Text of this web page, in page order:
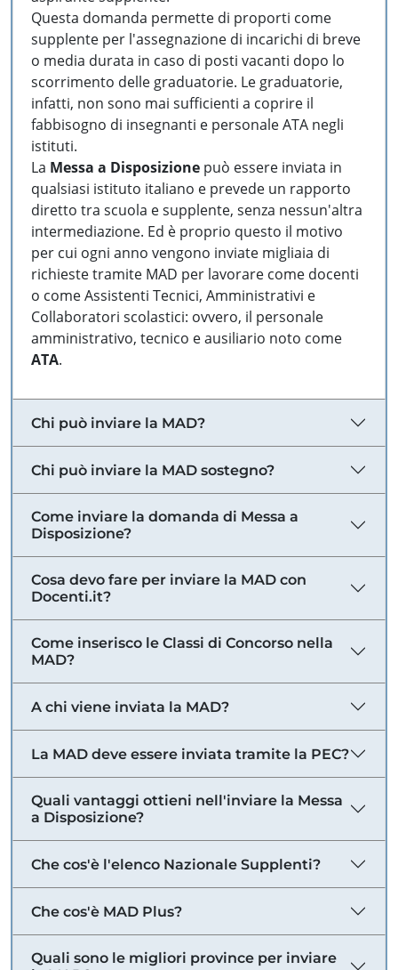
Questa domanda permette di proporti come
supplente per l'assegnazione di incarichi di breve
o media durata in caso di posti vacanti dopo lo
scorrimento delle graduatorie. Le graduatorie,
infatti, non sono mai sufficienti a coprire il
fabbisogno di insegnanti e personale ATA negli
istituti.
La Messa a Disposizione può essere inviata in
qualsiasi istituto italiano e prevede un rapporto
diretto tra scuola e supplente, senza nessun'altra
intermediazione. Ed è proprio questo il motivo
per cui ogni anno vengono inviate migliaia di
richieste tramite MAD per lavorare come docenti
o come Assistenti Tecnici, Amministrativi e
Collaboratori scolastici: ovvero, il personale
amministrativo, tecnico e ausiliario noto come
ATA.
Chi può inviare la MAD?
Chi può inviare la MAD sostegno?
Come inviare la domanda di Messa a
Disposizione?
Cosa devo fare per inviare la MAD con
Docenti.it?
Come inserisco le Classi di Concorso nella
MAD?
A chi viene inviata la MAD?
La MAD deve essere inviata tramite la PEC?
Quali vantaggi ottieni nell'inviare la Messa
a Disposizione?
Che cos'è l'elenco Nazionale Supplenti?
Che cos'è MAD Plus?
Quali sono le migliori province per inviare